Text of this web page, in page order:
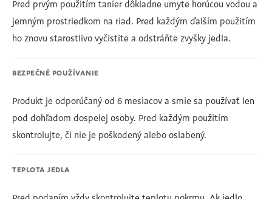
Pred prvým použitím tanier dôkladne umyte horúcou vodou a
jemným prostriedkom na riad. Pred každým ďalším použitím
ho znovu starostlivo vyčistite a odstráňte zvyšky jedla.
BEZPEČNÉ POUŽÍVANIE
Produkt je odporúčaný od 6 mesiacov a smie sa používať len
pod dohľadom dospelej osoby. Pred každým použitím
skontrolujte, či nie je poškodený alebo oslabený.
TEPLOTA JEDLA